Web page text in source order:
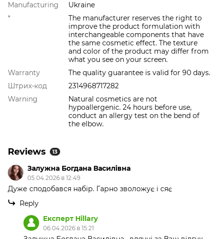
Manufacturing
Ukraine
*
The manufacturer reserves the right to
improve the product formulation with
interchangeable components that have
the same cosmetic effect. The texture
and color of the product may differ from
what you see on your screen.
Warranty
The quality guarantee is valid for 90 days.
Штрих-код
2314968717282
Warning
Natural cosmetics are not
hypoallergenic. 24 hours before use,
conduct an allergy test on the bend of
the elbow.
Reviews 13
Залужна Богдана Василівна
05.04.2026 в 12:49
Дуже сподобався набір. Гарно зволожує і сяє
Reply
Експерт Hillary
06.04.2026 в 15:21